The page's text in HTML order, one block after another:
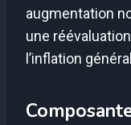
augmentation
une
l’inflation